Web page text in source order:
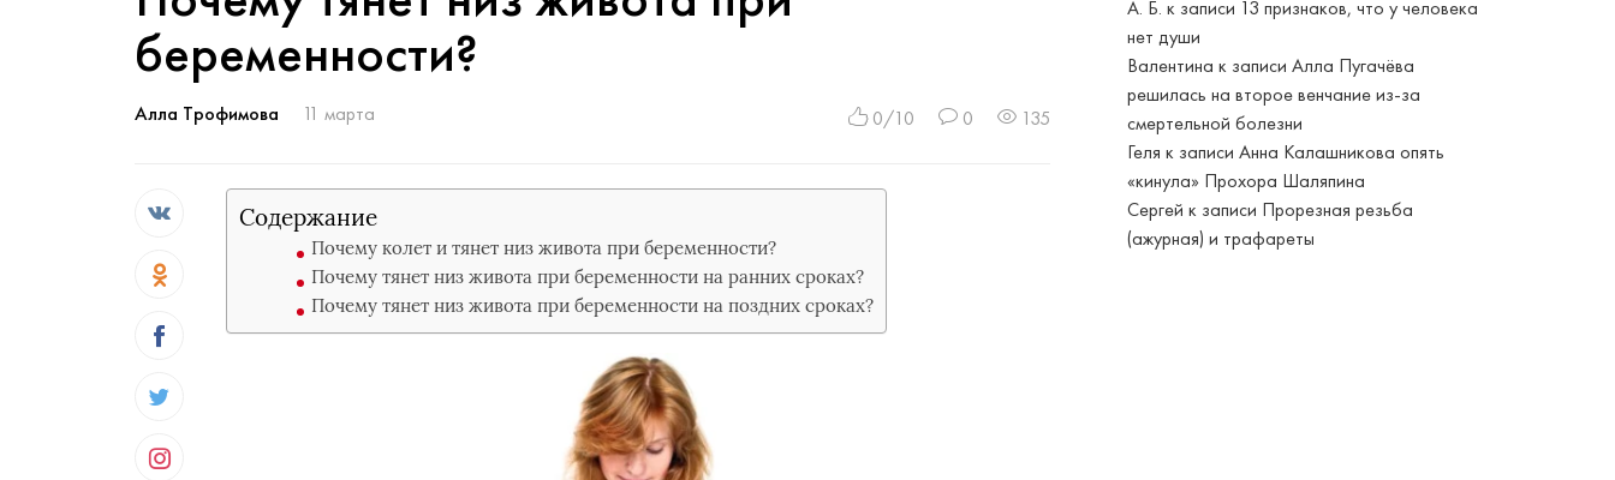
А. Б. к записи 13 признаков, что у человека
нет души
Валентина к записиАлла Пугачёва
решилась на второе венчание из-за
смертельной болезни
Геля к записиАнна Калашникова опять
«кинула» Прохора Шаляпина
Сергей к записи Прорезная резьба
(ажурная) и трафареты
беременности?
Алла Трофимова 11 марта 0/10 0 135
Содержание
Почему колет и тянет низ живота при беременности?
Почему тянет низ живота при беременности на ранних сроках?
Почему тянет низ живота при беременности на поздних сроках?